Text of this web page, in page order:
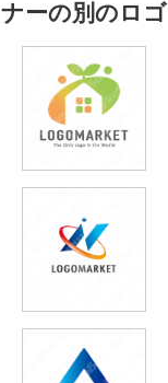
ナーの別のロゴ